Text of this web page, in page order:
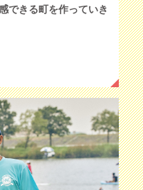
できる町を作っていき